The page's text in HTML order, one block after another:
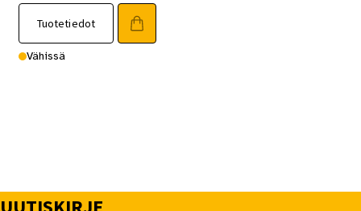
Tuotetiedot
Vähissä